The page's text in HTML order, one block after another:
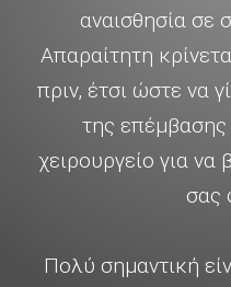
αναισθησία σε
Απαραίτητη
πριν, έτσι ώστε να
της
χειρουργείο για να
σας
Πολύ σημαντική